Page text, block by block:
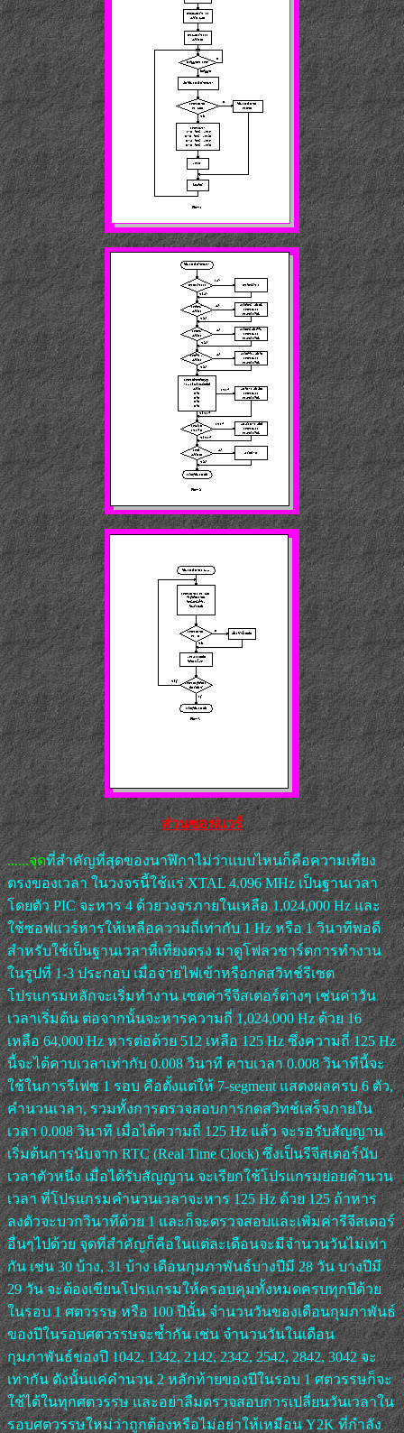
ส่วนซอฟแวร์
......จุดที่สำคัญที่สุดของนาฬิกาไม่ว่าแบบไหนก็คือความเที่ยง
ตรงของเวลา ในวงจรนี้ใช้แร่ XTAL 4.096 MHz เป็นฐานเวลา
โดยตัว PIC จะหาร 4 ด้วยวงจรภายในเหลือ 1,024,000 Hz และ
ใช้ซอฟแวร์หารให้เหลือความถี่เท่ากับ 1 Hz หรือ 1 วินาทีพอดี
สำหรับใช้เป็นฐานเวลาที่เที่ยงตรง มาดูโฟลวชาร์ตการทำงาน
ในรูปที่ 1-3 ประกอบ เมื่อจ่ายไฟเข้าหรือกดสวิทช์รีเซต
โปรแกรมหลักจะเริ่มทำงาน เซตค่ารีจีสเตอร์ต่างๆ เช่นค่าวัน
เวลาเริ่มต้น ต่อจากนั้นจะหารความถี่ 1,024,000 Hz ด้วย 16
เหลือ 64,000 Hz หารต่อด้วย 512 เหลือ 125 Hz ซึ่งความถี่ 125 Hz
นี้จะได้คาบเวลาเท่ากับ 0.008 วินาที คาบเวลา 0.008 วินาทีนี้จะ
ใช้ในการรีเฟซ 1 รอบ คือตั้งแต่ให้ 7-segment แสดงผลครบ 6 ตัว,
คำนวนเวลา, รวมทั้งการตรวจสอบการกดสวิทช์เสร็จภายใน
เวลา 0.008 วินาที เมื่อได้ความถี่ 125 Hz แล้ว จะรอรับสัญญาน
เริ่มต้นการนับจาก RTC (Real Time Clock) ซึ่งเป็นรีจีสเตอร์นับ
เวลาตัวหนึ่ง เมื่อได้รับสัญญาน จะเรียกใช้โปรแกรมย่อยคำนวน
เวลา ที่โปรแกรมคำนวนเวลาจะหาร 125 Hz ด้วย 125 ถ้าหาร
ลงตัวจะบวกวินาทีด้วย 1 และก็จะตรวจสอบและเพิ่มค่ารีจีสเตอร์
อื่นๆไปด้วย จุดที่สำคัญก็คือในแต่ละเดือนจะมีจำนวนวันไม่เท่า
กัน เช่น 30 บ้าง, 31 บ้าง เดือนกุมภาพันธ์บางปีมี 28 วัน บางปีมี
29 วัน จะต้องเขียนโปรแกรมให้ครอบคุมทั้งหมดครบทุกปีด้วย
ในรอบ 1 ศตวรรษ หรือ 100 ปีนั้น จำนวนวันของเดือนกุมภาพันธ์
ของปีในรอบศตวรรษจะซ้ำกัน เช่น จำนวนวันในเดือน
กุมภาพันธ์ของปี 1042, 1342, 2142, 2342, 2542, 2842, 3042 จะ
เท่ากัน ดังนั้นแค่คำนวน 2 หลักท้ายของปีในรอบ 1 ศตวรรษก็จะ
ใช้ได้ในทุกศตวรรษ และอย่าลืมตรวจสอบการเปลี่ยนวันเวลาใน
รอบศตวรรษใหม่ว่าถูกต้องหรือไม่อย่าให้เหมือน Y2K ที่กำลัง